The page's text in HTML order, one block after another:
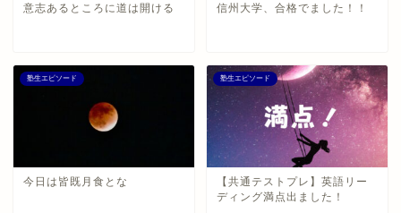
意志あるところに道は開ける 信州大学、合格でました！！
塾生エピソード
今日は皆既月食とな
塾生エピソード
【共通テストプレ】英語リー
ディング満点出ました！